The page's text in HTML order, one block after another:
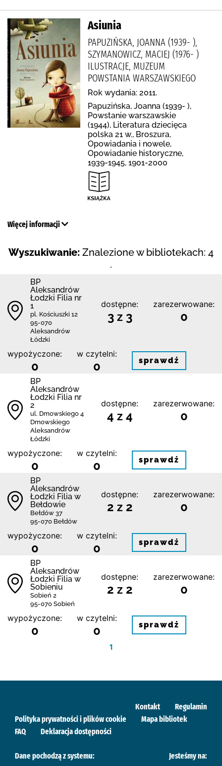
Asiunia
PAPUZIŃSKA, JOANNA (1939- ),
SZYMANOWICZ, MACIEJ (1976- )
ILUSTRACJE, MUZEUM
POWSTANIA WARSZAWSKIEGO
Rok wydania: 2011.
Papuzińska, Joanna (1939- ),
Powstanie warszawskie
(1944), Literatura dziecięca
polska 21 w., Broszura,
Opowiadania i nowele,
Opowiadanie historyczne,
1939-1945, 1901-2000
Więcej informacji
Wyszukiwanie: Znalezione w bibliotekach: 4
.
BP
Aleksandrów
Łodzki Filia nr
1
pl. Kościuszki 12
95-070
Aleksandrów
Łódzki
dostępne:
3 z 3
zarezerwowane:
0
wypożyczone:
0
w czytelni:
0 sprawdź
BP
Aleksandrów
Łodzki Filia nr
2
ul. Dmowskiego 4
Dmowskiego
Aleksandrów
Łódzki
dostępne:
4 z 4
zarezerwowane:
0
wypożyczone:
0
w czytelni:
0 sprawdź
BP
Aleksandrów
Łodzki Filia w
Bełdowie
Bełdów 37
95-070 Bełdów
dostępne:
2 z 2
zarezerwowane:
0
wypożyczone:
0
w czytelni:
0 sprawdź
BP
Aleksandrów
Łodzki Filia w
Sobieniu
Sobień 2
95-070 Sobień
dostępne:
2 z 2
zarezerwowane:
0
wypożyczone:
0
w czytelni:
0 sprawdź
1
Kontakt
Regulamin
Polityka prywatności i plików cookie
Mapa bibliotek
FAQ
Deklaracja dostępności
Dane pochodzą z systemu: Jesteśmy na: